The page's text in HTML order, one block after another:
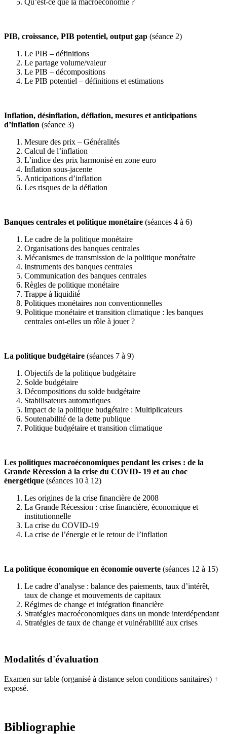
PIB, croissance, PIB potentiel, output gap (séance 2)
Le PIB – définitions
Le partage volume/valeur
Le PIB – décompositions
Le PIB potentiel – définitions et estimations
Inflation, désinflation, déflation, mesures et anticipations
d’inflation (séance 3)
Mesure des prix – Généralités
Calcul de l’inflation
L’indice des prix harmonisé en zone euro
Inflation sous-jacente
Anticipations d’inflation
Les risques de la déflation
Banques centrales et politique monétaire (séances 4 à 6)
Le cadre de la politique monétaire
Organisations des banques centrales
Mécanismes de transmission de la politique monétaire
Instruments des banques centrales
Communication des banques centrales
Règles de politique monétaire
Trappe à liquidité́
Politiques monétaires non conventionnelles
Politique monétaire et transition climatique : les banques
centrales ont-elles un rôle à jouer ?
La politique budgétaire (séances 7 à 9)
Objectifs de la politique budgétaire
Solde budgétaire
Décompositions du solde budgétaire
Stabilisateurs automatiques
Impact de la politique budgétaire : Multiplicateurs
Soutenabilité de la dette publique
Politique budgétaire et transition climatique
Les politiques macroéconomiques pendant les crises : de la
Grande Récession à la crise du COVID- 19 et au choc
énergétique (séances 10 à 12)
Les origines de la crise financière de 2008
La Grande Récession : crise financière, économique et
institutionnelle
La crise du COVID-19
La crise de l’énergie et le retour de l’inflation
La politique économique en économie ouverte (séances 12 à 15)
Le cadre d’analyse : balance des paiements, taux d’intérêt,
taux de change et mouvements de capitaux
Régimes de change et intégration financière
Stratégies macroéconomiques dans un monde interdépendant
Stratégies de taux de change et vulnérabilité aux crises
Modalités d'évaluation
Examen sur table (organisé à distance selon conditions sanitaires) +
exposé.
Bibliographie